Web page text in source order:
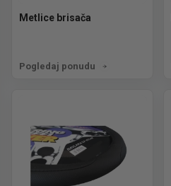
Metlice brisača
Pogledaj ponudu